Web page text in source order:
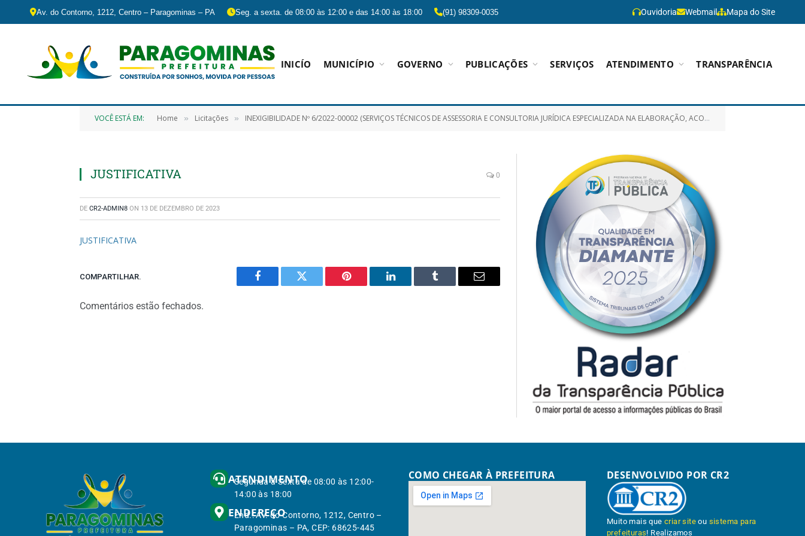
Av. do Contorno, 1212, Centro – Paragominas – PA Seg. a sexta. de 08:00 às 12:00 e das 14:00 às 18:00 (91) 98309-0035 Ouvidoria Webmail Mapa do Site
INICÍO MUNICÍPIO GOVERNO PUBLICAÇÕES SERVIÇOS ATENDIMENTO TRANSPARÊNCIA
VOCÊ ESTÁ EM: Home » Licitações » INEXIGIBILIDADE Nº 6/2022-00002 (SERVIÇOS TÉCNICOS DE ASSESSORIA E CONSULTORIA JURÍDICA ESPECIALIZADA NA ELABORAÇÃO, ACOMPANHAMENTO, ANÁLISE DE PROCESSOS LICITATÓRIOS E CONTRATOS, JUNTO A COMISSÃO PERMANENTE DE LICITAÇÃO, PREGOEIRO, AGENTE DE CONTRATAÇÃO, EQUIPE DE APOIO E COMISSÃO DE CONTRATAÇÃO)
JUSTIFICATIVA 0
DE CR2-ADMIN8 ON 13 DE DEZEMBRO DE 2023
JUSTIFICATIVA
COMPARTILHAR.
Facebook Twitter Pinterest LinkedIn Tumblr Email
Comentários estão fechados.
ATENDIMENTO
Segunda à Sexta de 08:00 às 12:00-
14:00 às 18:00
ENDEREÇO
End.: Av. do Contorno, 1212, Centro –
Paragominas – PA, CEP: 68625-445
COMO CHEGAR À PREFEITURA DESENVOLVIDO POR CR2
Muito mais quecriar site ou sistema para
prefeituras! Realizamos